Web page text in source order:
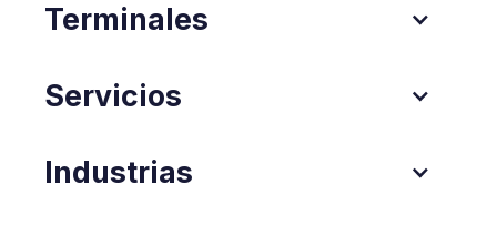
Terminales
Servicios
Industrias